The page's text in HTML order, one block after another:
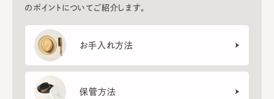
のポイントについてご紹介します。
お手入れ方法
保管方法